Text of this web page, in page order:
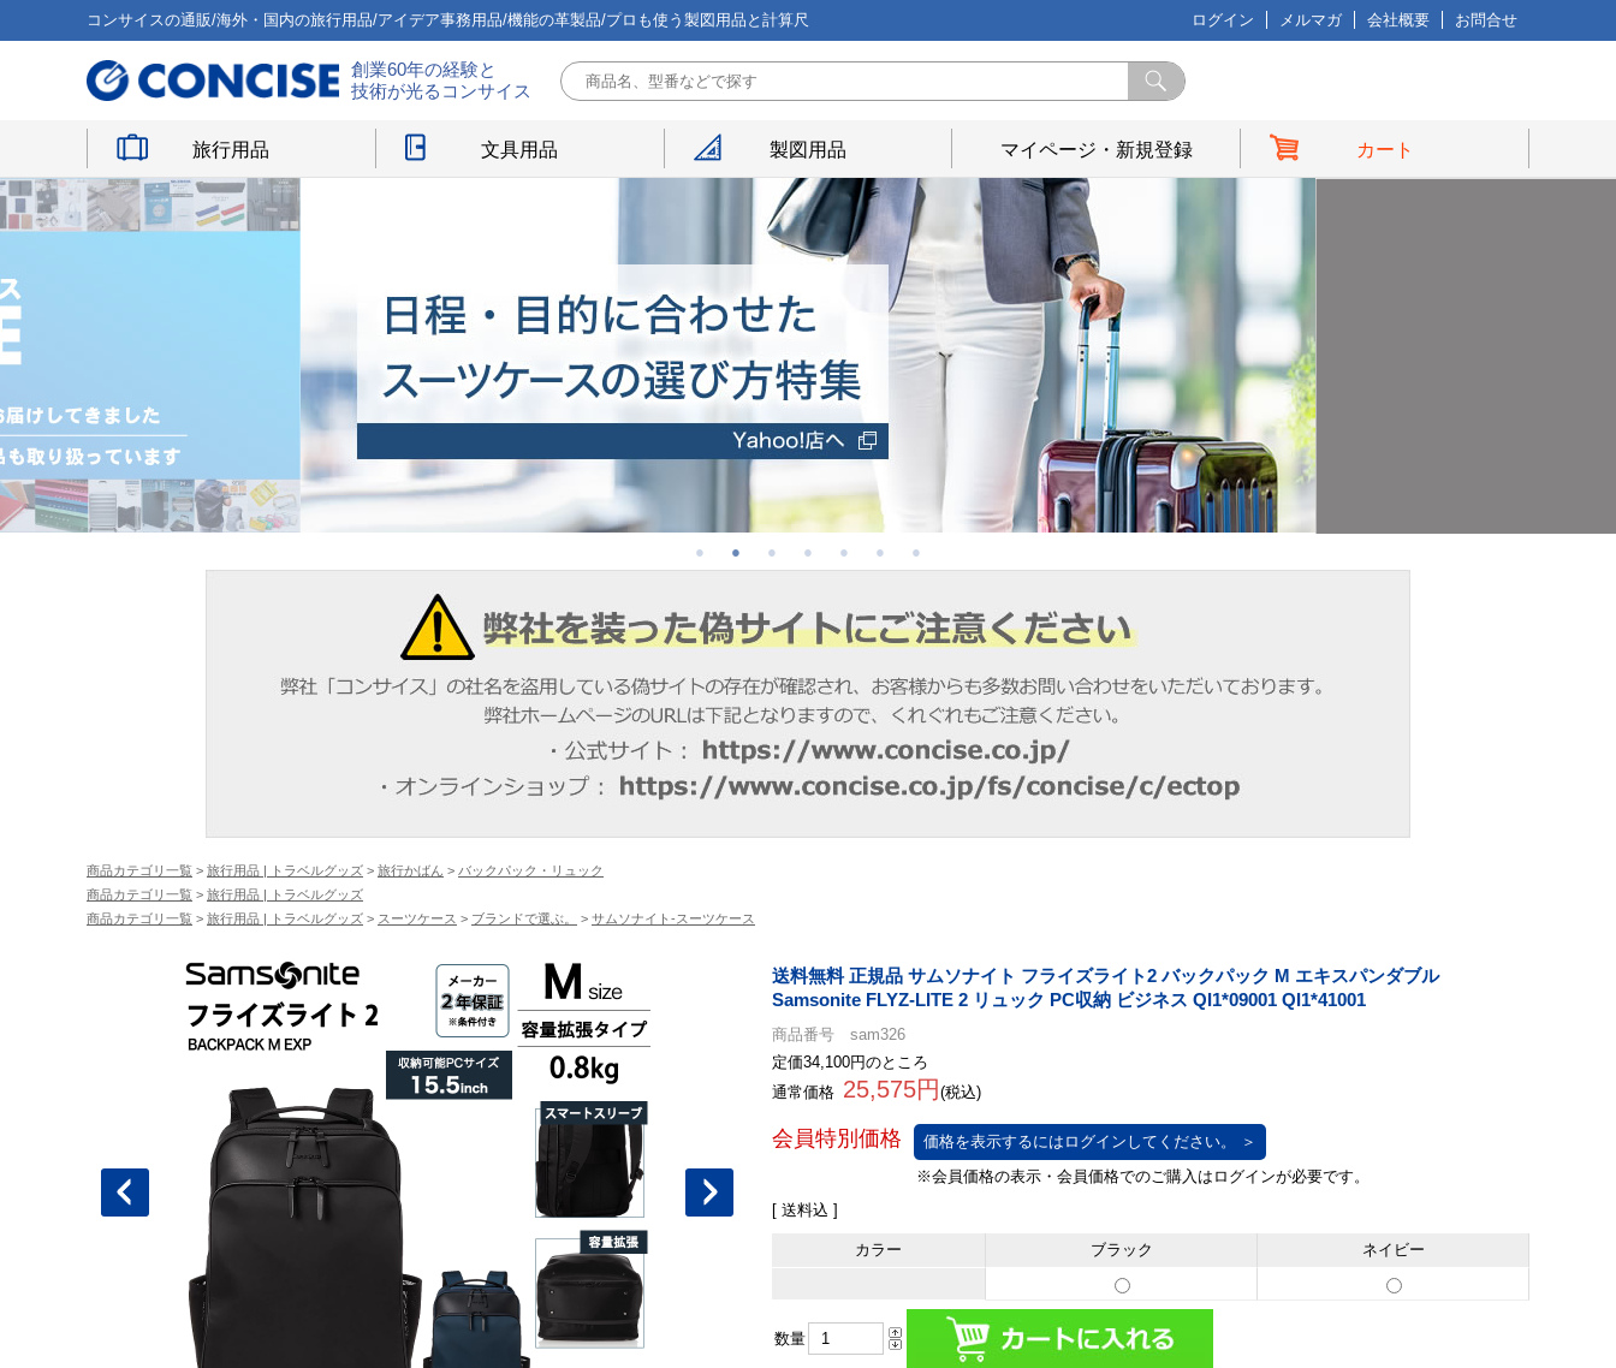
コンサイスの通販/海外・国内の旅行用品/アイデア事務用品/機能の革製品/プロも使う製図用品と計算尺 ログイン メルマガ 会社概要 お問合せ
創業60年の経験と
技術が光るコンサイス
旅行用品 文具用品 製図用品 マイページ・新規登録 カート
商品カテゴリ一覧 > 旅行用品 | トラベルグッズ > 旅行かばん > バックパック・リュック
商品カテゴリ一覧 > 旅行用品 | トラベルグッズ
商品カテゴリ一覧 > 旅行用品 | トラベルグッズ > スーツケース > ブランドで選ぶ。 > サムソナイト-スーツケース
送料無料 正規品 サムソナイト フライズライト2 バックパック M エキスパンダブル
Samsonite FLYZ-LITE 2 リュック PC収納 ビジネス QI1*09001 QI1*41001
商品番号 sam326
定価34,100円のところ
通常価格 25,575円 (税込)
価格を表示するにはログインしてください。 ＞
[ 送料込 ]
カラー ブラック ネイビー
数量